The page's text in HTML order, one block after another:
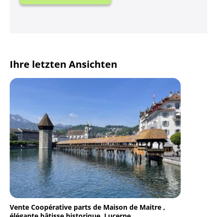
Ihre letzten Ansichten
Vente Coopérative parts de Maison de Maitre ,